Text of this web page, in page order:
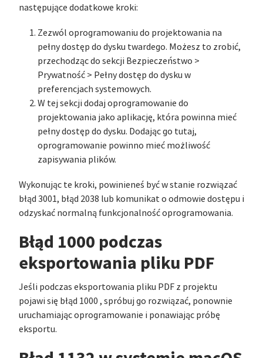
następujące dodatkowe kroki:
Zezwól oprogramowaniu do projektowania na
pełny dostęp do dysku twardego. Możesz to zrobić,
przechodząc do sekcji Bezpieczeństwo >
Prywatność > Pełny dostęp do dysku w
preferencjach systemowych.
W tej sekcji dodaj oprogramowanie do
projektowania jako aplikację, która powinna mieć
pełny dostęp do dysku. Dodając go tutaj,
oprogramowanie powinno mieć możliwość
zapisywania plików.
Wykonując te kroki, powinieneś być w stanie rozwiązać
błąd 3001, błąd 2038 lub komunikat o odmowie dostępu i
odzyskać normalną funkcjonalność oprogramowania.
Błąd 1000 podczas
eksportowania pliku PDF
Jeśli podczas eksportowania pliku PDF z projektu
pojawi się błąd 1000 , spróbuj go rozwiązać, ponownie
uruchamiając oprogramowanie i ponawiając próbę
eksportu.